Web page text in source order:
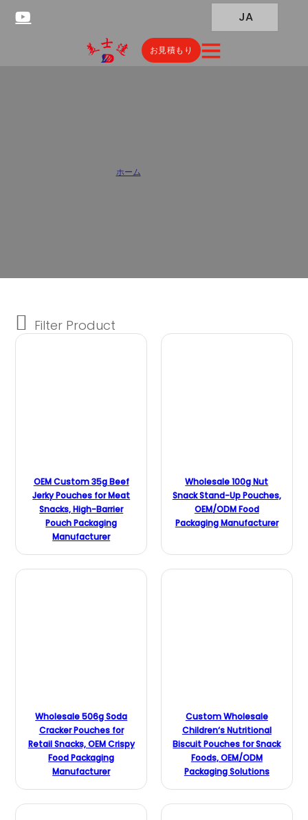
JA
お見積もり
ホーム
OEM Custom 35g Beef
Jerky Pouches for Meat
Snacks, High-Barrier
Pouch Packaging
Manufacturer
Wholesale 100g Nut
Snack Stand-Up Pouches,
OEM/ODM Food
Packaging Manufacturer
Wholesale 506g Soda
Cracker Pouches for
Retail Snacks, OEM Crispy
Food Packaging
Manufacturer
Custom Wholesale
Children‘s Nutritional
Biscuit Pouches for Snack
Foods, OEM/ODM
Packaging Solutions